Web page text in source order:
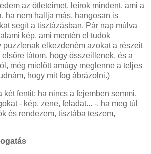
az ötleteimet, leírok mindent, ami a
ha nem hallja más, hangosan is
segít a tisztázásban. Pár nap múlva
kép, ami mentén el tudok
puzzlenak elkezdeném azokat a részeit
látom, hogy összeillenek, és a
még mielőtt amúgy meglenne a teljes
hogy mit fog ábrázolni.)
két fentit: ha nincs a fejemben semmi,
- kép, zene, feladat... -, ha meg túl
és rendezem, tisztába teszem,